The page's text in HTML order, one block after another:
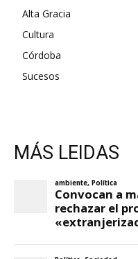
Alta Gracia
Cultura
Córdoba
Sucesos
MÁS LEIDAS